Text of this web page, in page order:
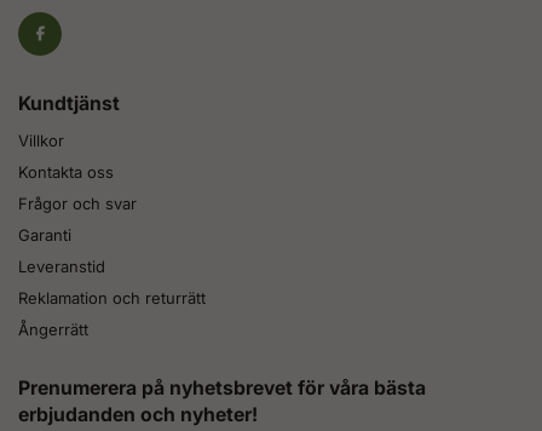
Kundtjänst
Villkor
Kontakta oss
Frågor och svar
Garanti
Leveranstid
Reklamation och returrätt
Ångerrätt
Prenumerera på nyhetsbrevet för våra bästa
erbjudanden och nyheter!